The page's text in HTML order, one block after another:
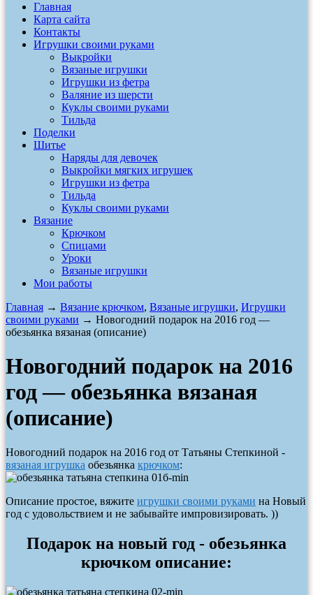
Главная
Карта сайта
Контакты
Игрушки своими руками
Выкройки
Вязаные игрушки
Игрушки из фетра
Валяние из шерсти
Куклы своими руками
Тильда
Поделки
Шитье
Наряды для девочек
Выкройки мягких игрушек
Игрушки из фетра
Тильда
Куклы своими руками
Вязание
Крючком
Спицами
Уроки
Вязаные игрушки
Мои работы
Главная → Вязание крючком, Вязаные игрушки, Игрушки
своими руками → Новогодний подарок на 2016 год —
обезьянка вязаная (описание)
Новогодний подарок на 2016
год — обезьянка вязаная
(описание)
Новогодний подарок на 2016 год от Татьяны Степкиной -
вязаная игрушка обезьянка крючком:
Описание простое, вяжите игрушки своими руками на Новый
год с удовольствием и не забывайте импровизировать. ))
Подарок на новый год - обезьянка
крючком описание: